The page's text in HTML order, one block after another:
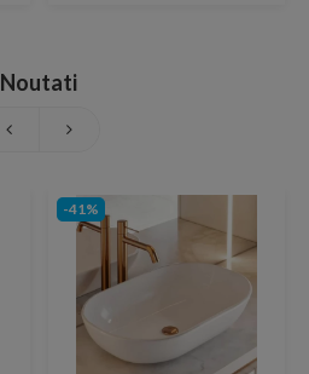
Noutati
-41%